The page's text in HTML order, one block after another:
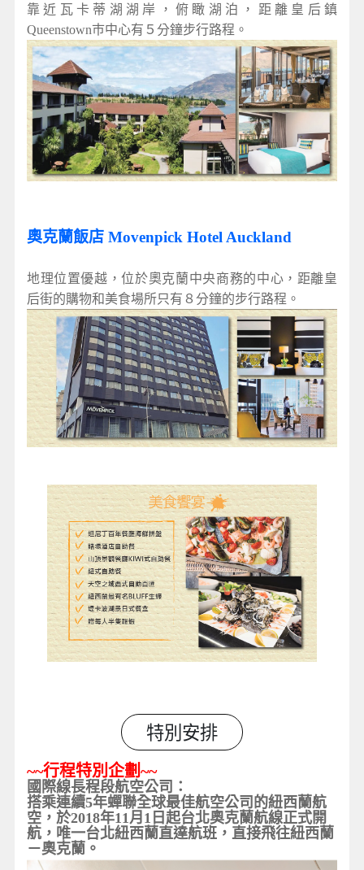
靠近瓦卡蒂湖湖岸，俯瞰湖泊，距離皇后鎮
Queenstown巿中心有５分鐘步行路程。
奧克蘭飯店 Movenpick Hotel Auckland
地理位置優越，位於奧克蘭中央商務的中心，距離皇
后街的購物和美食場所只有８分鐘的步行路程。
特別安排
~~行程特別企劃~~
國際線長程段航空公司：
搭乘連續5年蟬聯全球最佳航空公司的紐西蘭航
空，於2018年11 月 1 日起台北奧克蘭航線正式開
航，唯一台北紐西蘭直達航班，直接飛往紐西蘭
－奧克蘭。